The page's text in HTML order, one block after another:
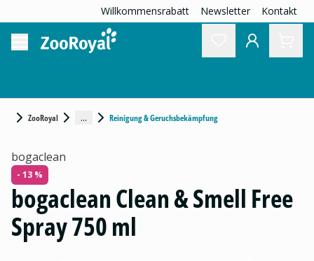
Willkommensrabatt Newsletter Kontakt
ZooRoyal ... Reinigung & Geruchsbekämpfung
bogaclean
- 13 %
bogaclean Clean & Smell Free
Spray 750 ml